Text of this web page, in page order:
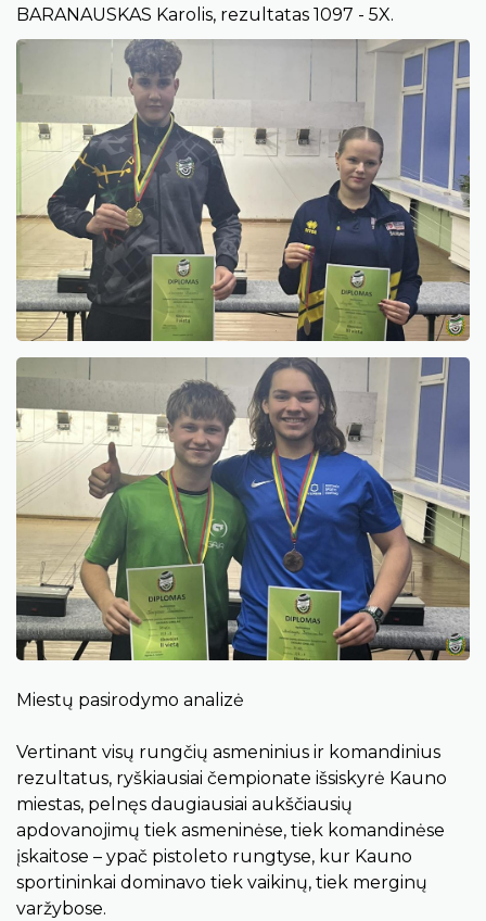
BARANAUSKAS Karolis, rezultatas 1097 - 5X.
Miestų pasirodymo analizė
Vertinant visų rungčių asmeninius ir komandinius
rezultatus, ryškiausiai čempionate išsiskyrė Kauno
miestas, pelnęs daugiausiai aukščiausių
apdovanojimų tiek asmeninėse, tiek komandinėse
įskaitose – ypač pistoleto rungtyse, kur Kauno
sportininkai dominavo tiek vaikinų, tiek merginų
varžybose.